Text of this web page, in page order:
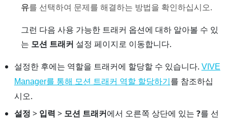
유를 선택하여 문제를 해결하는 방법을 확인하십시오.
그런 다음 사용 가능한 트래커 옵션에 대하 알아볼 수 있
는 모션 트래커 설정 페이지로 이동합니다.
설정한 후에는 역할을 트래커에 할당할 수 있습니다. VIVE
Manager를 통해 모션 트래커 역할 할당하기 를 참조하십
시오.
설정 > 입력 > 모션 트래커에서 오른쪽 상단에 있는 ?를 선